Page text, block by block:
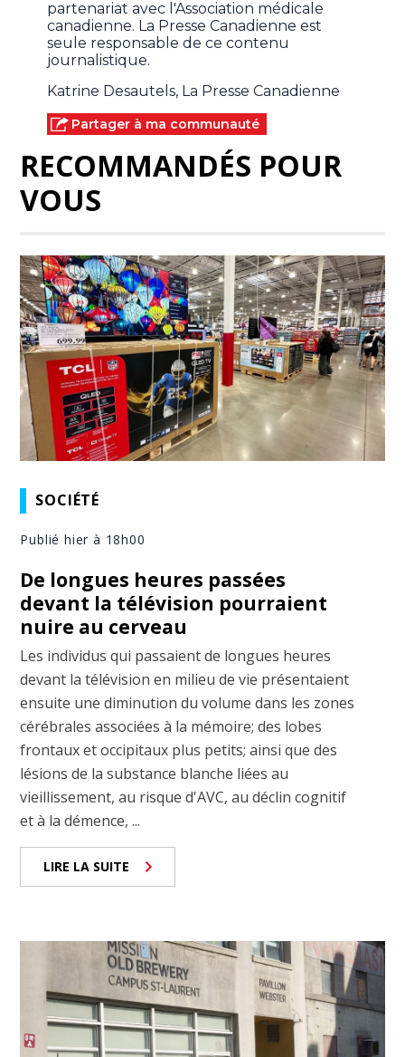
partenariat avec l'Association médicale
canadienne. La Presse Canadienne est
seule responsable de ce contenu
journalistique.
Katrine Desautels, La Presse Canadienne
Partager à ma communauté
RECOMMANDÉS POUR
VOUS
SOCIÉTÉ
Publié hier à 18h00
De longues heures passées
devant la télévision pourraient
nuire au cerveau
Les individus qui passaient de longues heures
devant la télévision en milieu de vie présentaient
ensuite une diminution du volume dans les zones
cérébrales associées à la mémoire; des lobes
frontaux et occipitaux plus petits; ainsi que des
lésions de la substance blanche liées au
vieillissement, au risque d'AVC, au déclin cognitif
et à la démence, ...
LIRE LA SUITE